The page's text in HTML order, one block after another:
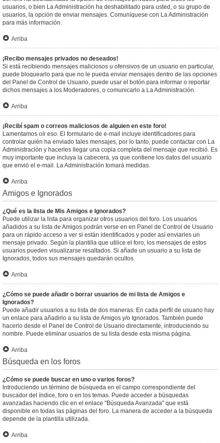
usuarios, o bien La Administración ha deshabilitado para usted, o su grupo de
usuarios, la opción de enviar mensajes. Comuníquese con La Administración
para más información.
Arriba
¡Recibo mensajes privados no deseados!
Si está recibiendo mensajes maliciosos u ofensivos de un usuario en particular,
puede bloquearlo para que no le pueda enviar mensajes dentro de las opciones
del Panel de Control de Usuario, puede usar el botón para informar o reportar
dichos mensajes a los Moderadores, o comunicarlo a La Administración.
Arriba
¡Recibí spam o correos maliciosos de alguien en este foro!
Lamentamos oír eso. El formulario de e-mail incluye identificadores para
controlar quién ha enviado tales mensajes, por lo tanto, puede contactar con La
Administración y hacerles llegar una copia completa del mensaje que recibió. Es
muy importante que incluya la cabecera, ya que contiene los datos del usuario
que envió el e-mail. La Administración tomará medidas.
Arriba
Amigos e Ignorados
¿Qué es la lista de Mis Amigos e Ignorados?
Puede utilizar la lista para organizar otros usuarios del foro. Los usuarios
añadidos a su lista de Amigos podrán verse en en Panel de Control de Usuario
para un rápido acceso a ver si están identificados y poder así enviarles un
mensaje privado. Según la plantilla que utilice el foro, los mensajes de estos
usuarios pueden visualizarse resaltados. Si añade un usuario a su lista de
Ignorados, todos sus mensajes quedarán ocultos.
Arriba
¿Cómo se puede añadir o borrar usuarios de mi lista de Amigos e
Ignorados?
Puede añadir usuarios a su lista de dos maneras. En cada perfil de usuario hay
un enlace para añadirlo a su lista de Amigos y/o Ignorados. También puede
hacerlo desde el Panel de Control de Usuario directamente, introduciendo su
nombre. Puede eliminar usuarios de su lista desde esta misma página.
Arriba
Búsqueda en los foros
¿Cómo se puede buscar en uno o varios foros?
Introduciendo un término de búsqueda en el campo correspondiente del
buscador del índice, foro o en los temas. Puede acceder a búsquedas
avanzadas haciendo clic en el enlace "Búsqueda Avanzada" que está
disponible en todas las páginas del foro. La manera de acceder a la búsqueda
depende de la plantilla utilizada.
Arriba